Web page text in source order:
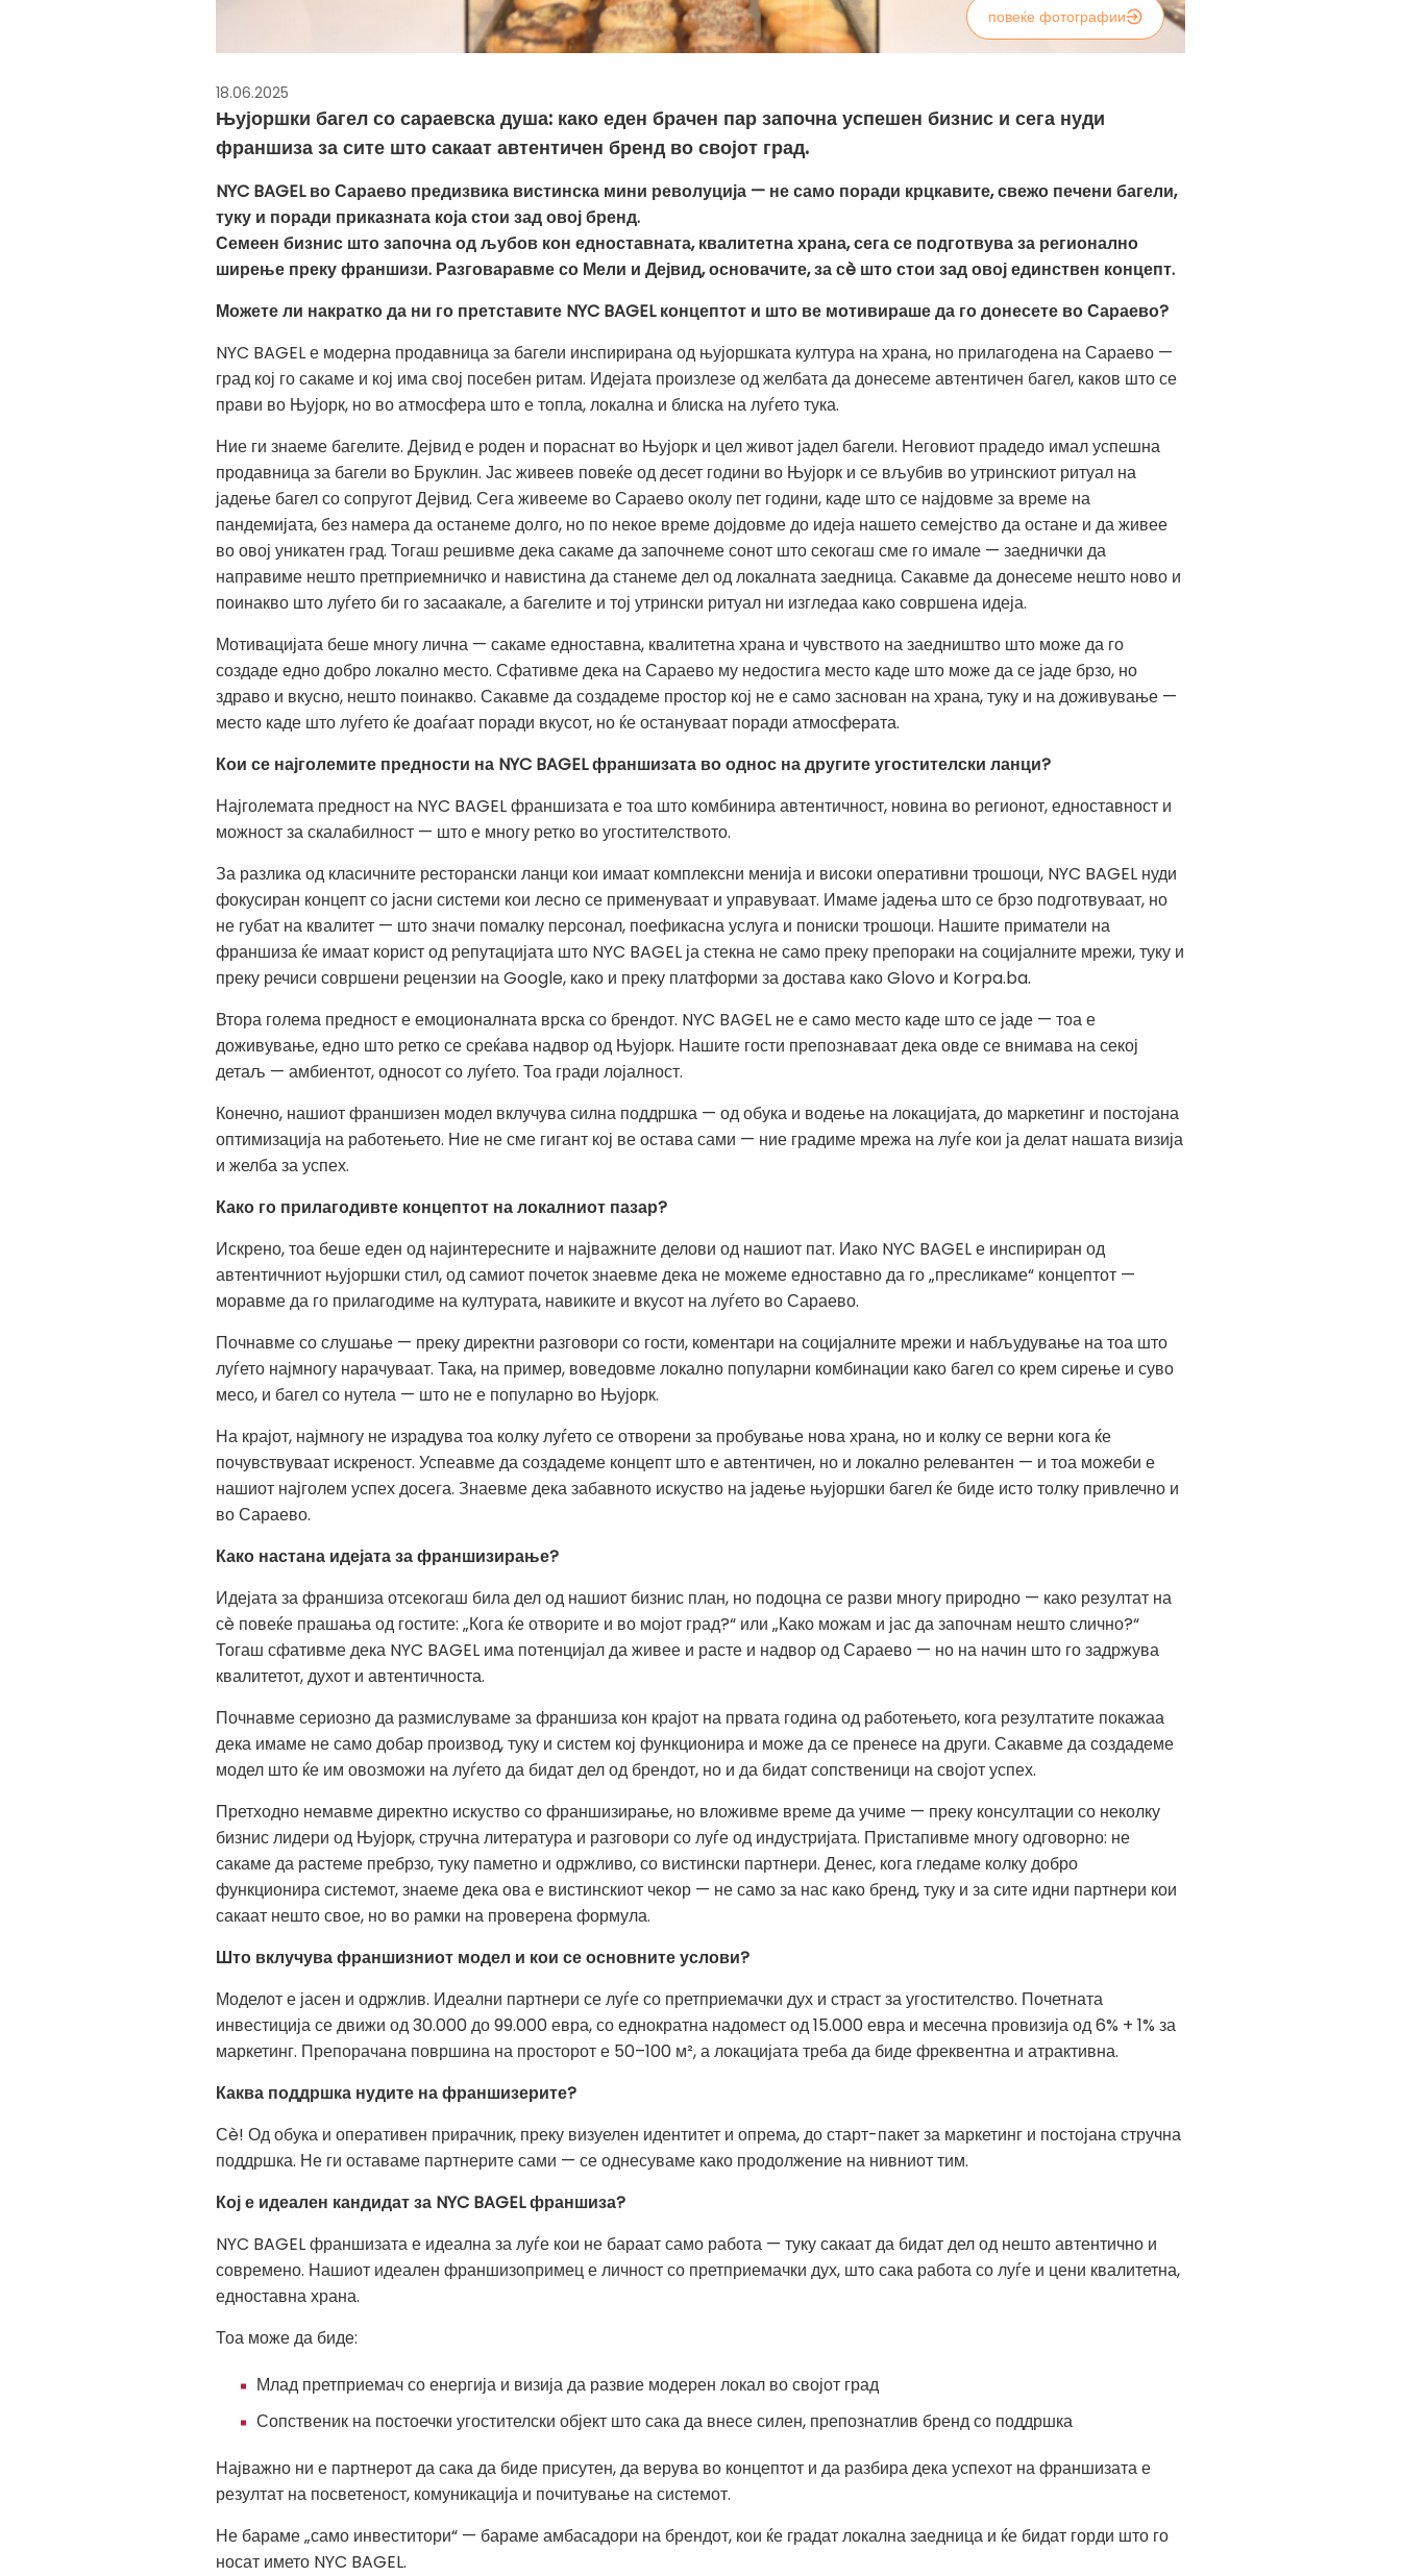
повеќе фотографии
18.06.2025
Њујоршки багел со сараевска душа: како еден брачен пар започна успешен бизнис и сега нуди
франшиза за сите што сакаат автентичен бренд во својот град.
NYC BAGEL во Сараево предизвика вистинска мини револуција — не само поради крцкавите, свежо печени багели,
туку и поради приказната која стои зад овој бренд.
Семеен бизнис што започна од љубов кон едноставната, квалитетна храна, сега се подготвува за регионално
ширење преку франшизи. Разговаравме со Мели и Дејвид, основачите, за сè што стои зад овој единствен концепт.
Можете ли накратко да ни го претставите NYC BAGEL концептот и што ве мотивираше да го донесете во Сараево?
NYC BAGEL е модерна продавница за багели инспирирана од њујоршката култура на храна, но прилагодена на Сараево —
град кој го сакаме и кој има свој посебен ритам. Идејата произлезе од желбата да донесеме автентичен багел, каков што се
прави во Њујорк, но во атмосфера што е топла, локална и блиска на луѓето тука.
Ние ги знаеме багелите. Дејвид е роден и пораснат во Њујорк и цел живот јадел багели. Неговиот прадедо имал успешна
продавница за багели во Бруклин. Јас живеев повеќе од десет години во Њујорк и се вљубив во утринскиот ритуал на
јадење багел со сопругот Дејвид. Сега живееме во Сараево околу пет години, каде што се најдовме за време на
пандемијата, без намера да останеме долго, но по некое време дојдовме до идеја нашето семејство да остане и да живее
во овој уникатен град. Тогаш решивме дека сакаме да започнеме сонот што секогаш сме го имале — заеднички да
направиме нешто претприемничко и навистина да станеме дел од локалната заедница. Сакавме да донесеме нешто ново и
поинакво што луѓето би го засаакале, а багелите и тој утрински ритуал ни изгледаа како совршена идеја.
Мотивацијата беше многу лична — сакаме едноставна, квалитетна храна и чувството на заедништво што може да го
создаде едно добро локално место. Сфативме дека на Сараево му недостига место каде што може да се јаде брзо, но
здраво и вкусно, нешто поинакво. Сакавме да создадеме простор кој не е само заснован на храна, туку и на доживување —
место каде што луѓето ќе доаѓаат поради вкусот, но ќе остануваат поради атмосферата.
Кои се најголемите предности на NYC BAGEL франшизата во однос на другите угостителски ланци?
Најголемата предност на NYC BAGEL франшизата е тоа што комбинира автентичност, новина во регионот, едноставност и
можност за скалабилност — што е многу ретко во угостителството.
За разлика од класичните ресторански ланци кои имаат комплексни менија и високи оперативни трошоци, NYC BAGEL нуди
фокусиран концепт со јасни системи кои лесно се применуваат и управуваат. Имаме јадења што се брзо подготвуваат, но
не губат на квалитет — што значи помалку персонал, поефикасна услуга и пониски трошоци. Нашите приматели на
франшиза ќе имаат корист од репутацијата што NYC BAGEL ја стекна не само преку препораки на социјалните мрежи, туку и
преку речиси совршени рецензии на Google, како и преку платформи за достава како Glovo и Korpa.ba.
Втора голема предност е емоционалната врска со брендот. NYC BAGEL не е само место каде што се јаде — тоа е
доживување, едно што ретко се среќава надвор од Њујорк. Нашите гости препознаваат дека овде се внимава на секој
детаљ — амбиентот, односот со луѓето. Тоа гради лојалност.
Конечно, нашиот франшизен модел вклучува силна поддршка — од обука и водење на локацијата, до маркетинг и постојана
оптимизација на работењето. Ние не сме гигант кој ве остава сами — ние градиме мрежа на луѓе кои ја делат нашата визија
и желба за успех.
Како го прилагодивте концептот на локалниот пазар?
Искрено, тоа беше еден од најинтересните и најважните делови од нашиот пат. Иако NYC BAGEL е инспириран од
автентичниот њујоршки стил, од самиот почеток знаевме дека не можеме едноставно да го „пресликаме“ концептот —
моравме да го прилагодиме на културата, навиките и вкусот на луѓето во Сараево.
Почнавме со слушање — преку директни разговори со гости, коментари на социјалните мрежи и набљудување на тоа што
луѓето најмногу нарачуваат. Така, на пример, воведовме локално популарни комбинации како багел со крем сирење и суво
месо, и багел со нутела — што не е популарно во Њујорк.
На крајот, најмногу не израдува тоа колку луѓето се отворени за пробување нова храна, но и колку се верни кога ќе
почувствуваат искреност. Успеавме да создадеме концепт што е автентичен, но и локално релевантен — и тоа можеби е
нашиот најголем успех досега. Знаевме дека забавното искуство на јадење њујоршки багел ќе биде исто толку привлечно и
во Сараево.
Како настана идејата за франшизирање?
Идејата за франшиза отсекогаш била дел од нашиот бизнис план, но подоцна се разви многу природно — како резултат на
сè повеќе прашања од гостите: „Кога ќе отворите и во мојот град?“ или „Како можам и јас да започнам нешто слично?“
Тогаш сфативме дека NYC BAGEL има потенцијал да живее и расте и надвор од Сараево — но на начин што го задржува
квалитетот, духот и автентичноста.
Почнавме сериозно да размислуваме за франшиза кон крајот на првата година од работењето, кога резултатите покажаа
дека имаме не само добар производ, туку и систем кој функционира и може да се пренесе на други. Сакавме да создадеме
модел што ќе им овозможи на луѓето да бидат дел од брендот, но и да бидат сопственици на својот успех.
Претходно немавме директно искуство со франшизирање, но вложивме време да учиме — преку консултации со неколку
бизнис лидери од Њујорк, стручна литература и разговори со луѓе од индустријата. Пристапивме многу одговорно: не
сакаме да растеме пребрзо, туку паметно и одржливо, со вистински партнери. Денес, кога гледаме колку добро
функционира системот, знаеме дека ова е вистинскиот чекор — не само за нас како бренд, туку и за сите идни партнери кои
сакаат нешто свое, но во рамки на проверена формула.
Што вклучува франшизниот модел и кои се основните услови?
Моделот е јасен и одржлив. Идеални партнери се луѓе со претприемачки дух и страст за угостителство. Почетната
инвестиција се движи од 30.000 до 99.000 евра, со еднократна надомест од 15.000 евра и месечна провизија од 6% + 1% за
маркетинг. Препорачана површина на просторот е 50–100 м², а локацијата треба да биде фреквентна и атрактивна.
Каква поддршка нудите на франшизерите?
Сè! Од обука и оперативен прирачник, преку визуелен идентитет и опрема, до старт-пакет за маркетинг и постојана стручна
поддршка. Не ги оставаме партнерите сами — се однесуваме како продолжение на нивниот тим.
Кој е идеален кандидат за NYC BAGEL франшиза?
NYC BAGEL франшизата е идеална за луѓе кои не бараат само работа — туку сакаат да бидат дел од нешто автентично и
современо. Нашиот идеален франшизопримец е личност со претприемачки дух, што сака работа со луѓе и цени квалитетна,
едноставна храна.
Тоа може да биде:
Млад претприемач со енергија и визија да развие модерен локал во својот град
Сопственик на постоечки угостителски објект што сака да внесе силен, препознатлив бренд со поддршка
Најважно ни е партнерот да сака да биде присутен, да верува во концептот и да разбира дека успехот на франшизата е
резултат на посветеност, комуникација и почитување на системот.
Не бараме „само инвеститори“ — бараме амбасадори на брендот, кои ќе градат локална заедница и ќе бидат горди што го
носат името NYC BAGEL.